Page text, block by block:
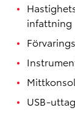
infattning
USB-uttag